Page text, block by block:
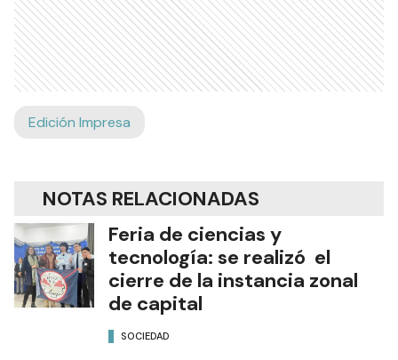
Edición Impresa
NOTAS RELACIONADAS
Feria de ciencias y
tecnología: se realizó el
cierre de la instancia zonal
de capital
SOCIEDAD